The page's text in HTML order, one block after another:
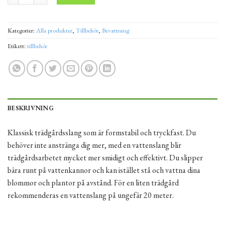
Kategorier:Alla produkter, Tillbehör, Bevattning
Etikett:tillbehör
BESKRIVNING
Klassisk trädgårdsslang som är formstabil och tryckfast. Du
behöver inte anstränga dig mer, med en vattenslang blir
trädgårdsarbetet mycket mer smidigt och effektivt. Du slipper
bära runt på vattenkannor och kan istället stå och vattna dina
blommor och plantor på avstånd. För en liten trädgård
rekommenderas en vattenslang på ungefär 20 meter.